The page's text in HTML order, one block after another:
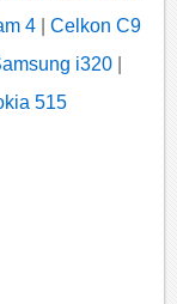
4
Celkon C9
i320|
515